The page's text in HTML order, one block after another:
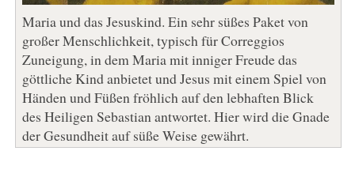
Maria und das Jesuskind. Ein sehr süßes Paket von
großer Menschlichkeit, typisch für Correggios
Zuneigung, in dem Maria mit inniger Freude das
göttliche Kind anbietet und Jesus mit einem Spiel von
Händen und Füßen fröhlich auf den lebhaften Blick
des Heiligen Sebastian antwortet. Hier wird die Gnade
der Gesundheit auf süße Weise gewährt.